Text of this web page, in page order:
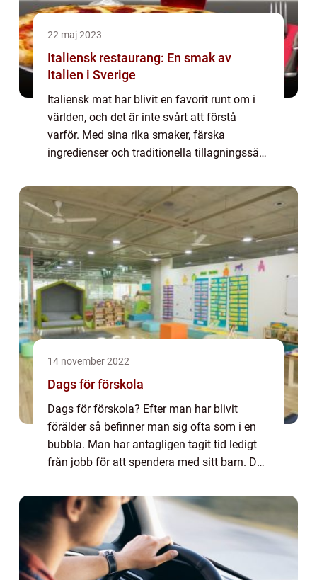
22 maj 2023
Italiensk restaurang: En smak av
Italien i Sverige
Italiensk mat har blivit en favorit runt om i
världen, och det är inte svårt att förstå
varför. Med sina rika smaker, färska
ingredienser och traditionella tillagningssätt
14 november 2022
Dags för förskola
Dags för förskola? Efter man har blivit
förälder så befinner man sig ofta som i en
bubbla. Man har antagligen tagit tid ledigt
från jobb för att spendera med sitt barn. Du
och allt som de gör eller inte gör ...